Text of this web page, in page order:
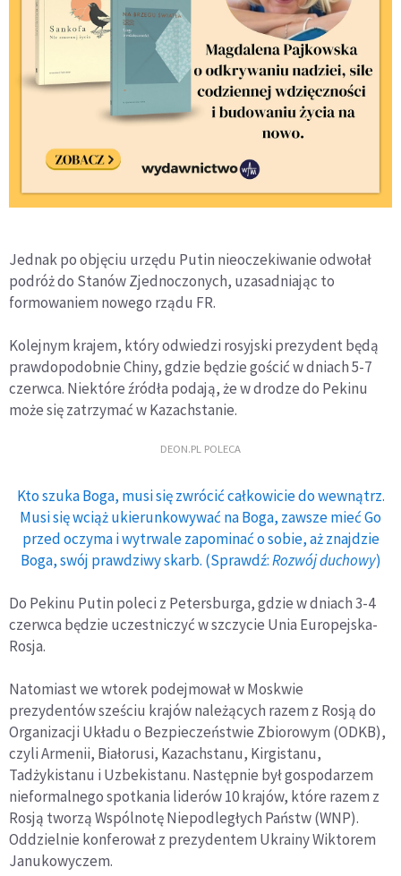
Jednak po objęciu urzędu Putin nieoczekiwanie odwołał
podróż do Stanów Zjednoczonych, uzasadniając to
formowaniem nowego rządu FR.
Kolejnym krajem, który odwiedzi rosyjski prezydent będą
prawdopodobnie Chiny, gdzie będzie gościć w dniach 5-7
czerwca. Niektóre źródła podają, że w drodze do Pekinu
może się zatrzymać w Kazachstanie.
DEON.PL POLECA
Kto szuka Boga, musi się zwrócić całkowicie do wewnątrz.
Musi się wciąż ukierunkowywać na Boga, zawsze mieć Go
przed oczyma i wytrwale zapominać o sobie, aż znajdzie
Boga, swój prawdziwy skarb. (Sprawdź:Rozwój duchowy)
Do Pekinu Putin poleci z Petersburga, gdzie w dniach 3-4
czerwca będzie uczestniczyć w szczycie Unia Europejska-
Rosja.
Natomiast we wtorek podejmował w Moskwie
prezydentów sześciu krajów należących razem z Rosją do
Organizacji Układu o Bezpieczeństwie Zbiorowym (ODKB),
czyli Armenii, Białorusi, Kazachstanu, Kirgistanu,
Tadżykistanu i Uzbekistanu. Następnie był gospodarzem
nieformalnego spotkania liderów 10 krajów, które razem z
Rosją tworzą Wspólnotę Niepodległych Państw (WNP).
Oddzielnie konferował z prezydentem Ukrainy Wiktorem
Janukowyczem.